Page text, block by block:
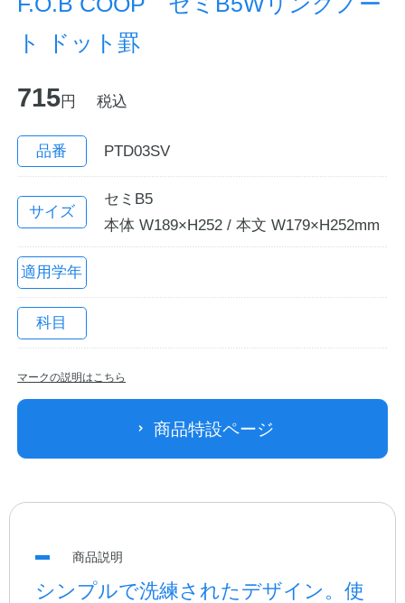
企業情報
カタログ
English
ト ドット罫
715円 税込
品番 PTD03SV
サイズ
セミB5
本体 W189×H252 / 本文 W179×H252mm
適用学年
科目
マークの説明はこちら
商品特設ページ
商品説明
シンプルで洗練されたデザイン。使